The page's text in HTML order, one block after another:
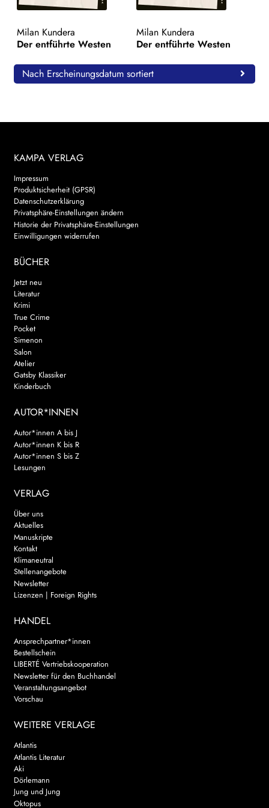
Search:
Milan Kundera
Der entführte Westen
Milan Kundera
Der entführte Westen
Nach Erscheinungsdatum sortiert
KAMPA VERLAG
Impressum
Produktsicherheit (GPSR)
Datenschutzerklärung
Privatsphäre-Einstellungen ändern
Historie der Privatsphäre-Einstellungen
Einwilligungen widerrufen
BÜCHER
Jetzt neu
Literatur
Krimi
True Crime
Pocket
Simenon
Salon
Atelier
Gatsby Klassiker
Kinderbuch
AUTOR*INNEN
Autor*innen A bis J
Autor*innen K bis R
Autor*innen S bis Z
Lesungen
VERLAG
Über uns
Aktuelles
Manuskripte
Kontakt
Klimaneutral
Stellenangebote
Newsletter
Lizenzen | Foreign Rights
HANDEL
Ansprechpartner*innen
Bestellschein
LIBERTÉ Vertriebskooperation
Newsletter für den Buchhandel
Veranstaltungsangebot
Vorschau
WEITERE VERLAGE
Atlantis
Atlantis Literatur
Aki
Dörlemann
Jung und Jung
Oktopus